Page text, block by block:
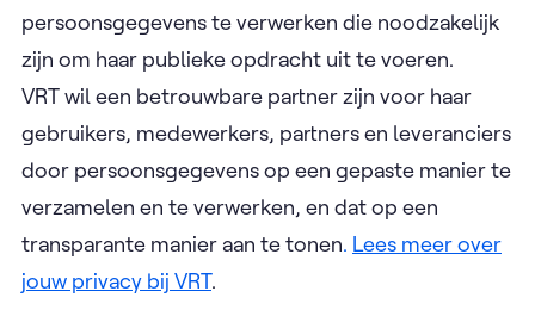
persoonsgegevens te verwerken die noodzakelijk
zijn om haar publieke opdracht uit te voeren.
VRT wil een betrouwbare partner zijn voor haar
gebruikers, medewerkers, partners en leveranciers
door persoonsgegevens op een gepaste manier te
verzamelen en te verwerken, en dat op een
transparante manier aan te tonen. Lees meer over
jouw privacy bij VRT.